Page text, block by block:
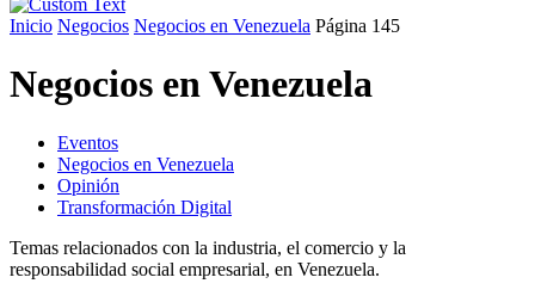
Inicio Negocios Negocios en Venezuela Página 145
Negocios en Venezuela
Eventos
Negocios en Venezuela
Opinión
Transformación Digital
Temas relacionados con la industria, el comercio y la
responsabilidad social empresarial, en Venezuela.